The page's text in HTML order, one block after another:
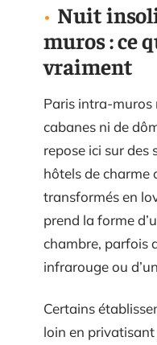
Nuit
muros : ce
vraiment
Paris intra-muros
cabanes ni de
repose ici sur des
hôtels de charme
transformés en
prend la forme
chambre, parfois
infrarouge ou
Certains
loin en